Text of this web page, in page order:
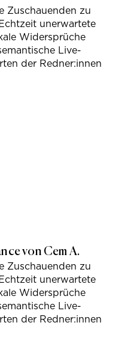
Zuschauenden zu
unerwartete
Widersprüche
Live-
der Redner:innen
von Cem A.
Zuschauenden zu
unerwartete
Widersprüche
Live-
der Redner:innen